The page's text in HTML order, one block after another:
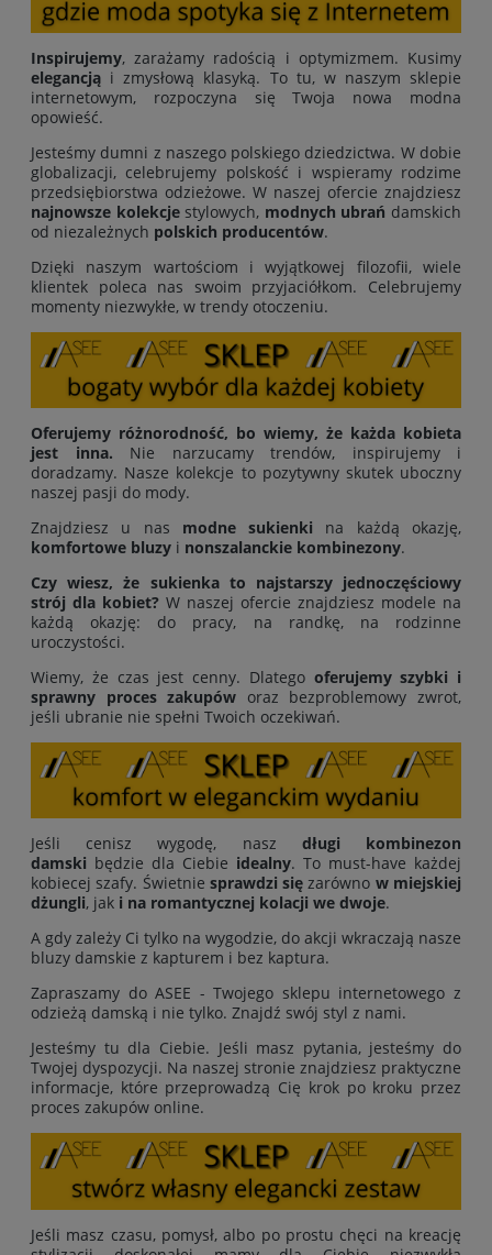
Inspirujemy, zarażamy radością i optymizmem. Kusimy
elegancją i zmysłową klasyką. To tu, w naszym sklepie
internetowym, rozpoczyna się Twoja nowa modna
opowieść.
Jesteśmy dumni z naszego polskiego dziedzictwa. W dobie
globalizacji, celebrujemy polskość i wspieramy rodzime
przedsiębiorstwa odzieżowe. W naszej ofercie znajdziesz
najnowsze kolekcjestylowych, modnych ubrań damskich
od niezależnych polskich producentów.
Dzięki naszym wartościom i wyjątkowej filozofii, wiele
klientek poleca nas swoim przyjaciółkom. Celebrujemy
momenty niezwykłe, w trendy otoczeniu.
Oferujemy różnorodność, bo wiemy, że każda kobieta
jest inna. Nie narzucamy trendów, inspirujemy i
doradzamy. Nasze kolekcje to pozytywny skutek uboczny
naszej pasji do mody.
Znajdziesz u nas modne sukienki na każdą okazję,
komfortowe bluzy i nonszalanckie kombinezony.
Czy wiesz, że sukienka to najstarszy jednoczęściowy
strój dla kobiet? W naszej ofercie znajdziesz modele na
każdą okazję: do pracy, na randkę, na rodzinne
uroczystości.
Wiemy, że czas jest cenny. Dlatego oferujemy szybki i
sprawny proces zakupów oraz bezproblemowy zwrot,
jeśli ubranie nie spełni Twoich oczekiwań.
Jeśli cenisz wygodę, nasz długi kombinezon
damski będzie dla Ciebie idealny. To must-have każdej
kobiecej szafy. Świetnie sprawdzi się zarówno w miejskiej
dżungli, jak i na romantycznej kolacji we dwoje.
A gdy zależy Ci tylko na wygodzie, do akcji wkraczają nasze
bluzy damskie z kapturem i bez kaptura.
Zapraszamy do ASEE - Twojego sklepu internetowego z
odzieżą damską i nie tylko. Znajdź swój styl z nami.
Jesteśmy tu dla Ciebie. Jeśli masz pytania, jesteśmy do
Twojej dyspozycji. Na naszej stronie znajdziesz praktyczne
informacje, które przeprowadzą Cię krok po kroku przez
proces zakupów online.
Jeśli masz czasu, pomysł, albo po prostu chęci na kreację